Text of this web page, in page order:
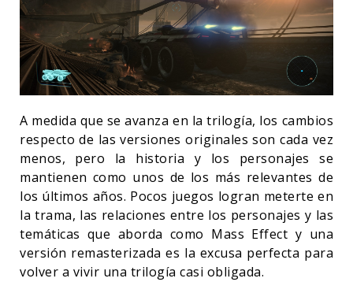
A medida que se avanza en la trilogía, los cambios
respecto de las versiones originales son cada vez
menos, pero la historia y los personajes se
mantienen como unos de los más relevantes de
los últimos años. Pocos juegos logran meterte en
la trama, las relaciones entre los personajes y las
temáticas que aborda como Mass Effect y una
versión remasterizada es la excusa perfecta para
volver a vivir una trilogía casi obligada.